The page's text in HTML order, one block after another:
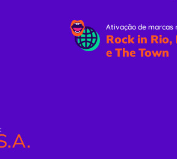
Ativação de marcas
Rock in
e The Town